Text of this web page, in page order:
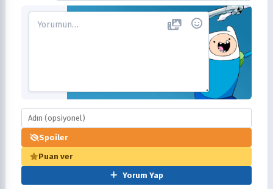
Spoiler
Puan ver
Yorum Yap